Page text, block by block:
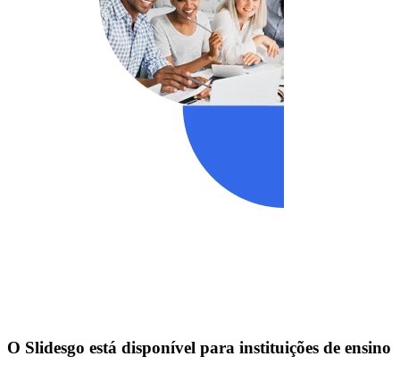
O Slidesgo está disponível para instituições de ensino